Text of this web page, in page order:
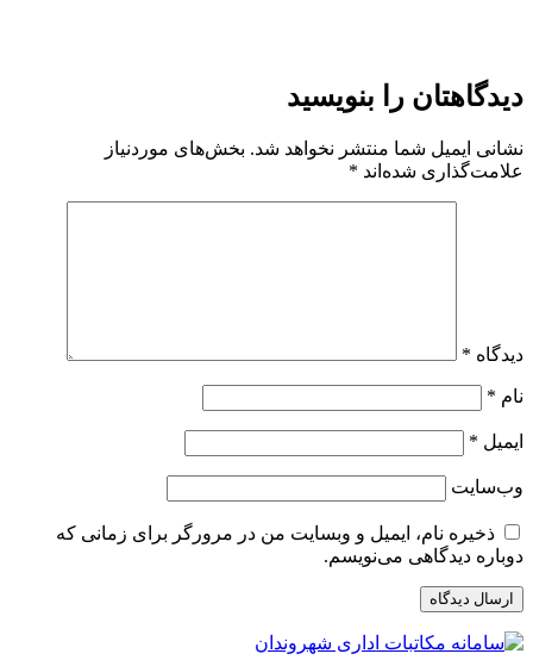
دیدگاهتان را بنویسید
نشانی ایمیل شما منتشر نخواهد شد. بخش‌های موردنیاز
علامت‌گذاری شده‌اند *
دیدگاه *
نام *
ایمیل *
وب‌سایت
ذخیره نام، ایمیل و وبسایت من در مرورگر برای زمانی که
دوباره دیدگاهی می‌نویسم.